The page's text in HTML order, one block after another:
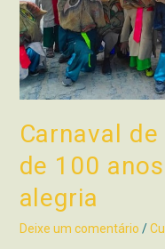
Carnaval
de 100
alegria
Deixe um comentário /